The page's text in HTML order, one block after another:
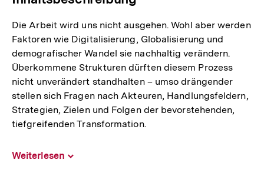
Die Arbeit wird uns nicht ausgehen. Wohl aber werden
Faktoren wie Digitalisierung, Globalisierung und
demografischer Wandel sie nachhaltig verändern.
Überkommene Strukturen dürften diesem Prozess
nicht unverändert standhalten – umso drängender
stellen sich Fragen nach Akteuren, Handlungsfeldern,
Strategien, Zielen und Folgen der bevorstehenden,
tiefgreifenden Transformation.
Weiterlesen